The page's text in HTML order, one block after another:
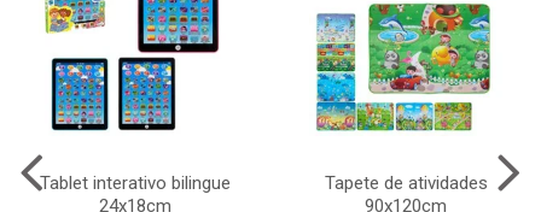
Tablet interativo bilingue
24x18cm
Tapete de atividades
90x120cm